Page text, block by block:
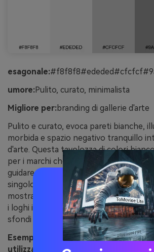
esagonale:
umore:Pulito, curato, minimalista
Migliore per:branding di gallerie d'arte
Pulito e curato, evoca pareti bianche,
morbida e spazio negativo tranquillo
d'arte. Questa tavolozza di colori
per i marchi che hanno bisogno del
guidare pur sentendosi premium.
singolo colore di firma audace per i
mostra o etichette di eventi. Consiglio
i loghi in carbone e lasciare che i grigi
sfondi in modo che le stampe
Esempio di immagine di pareti di
utilizzando media.io